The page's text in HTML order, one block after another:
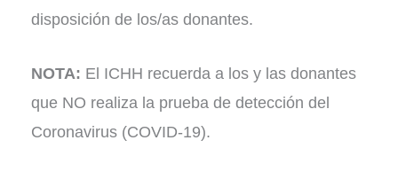
disposición de los/as donantes.
NOTA: El ICHH recuerda a los y las donantes
que NO realiza la prueba de detección del
Coronavirus (COVID-19).